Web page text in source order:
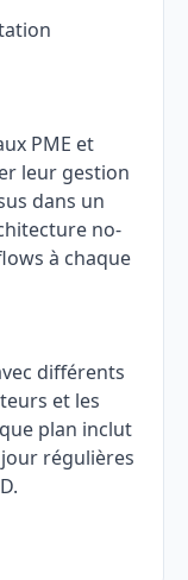
PME et
leur gestion
dans un
no-
à chaque
différents
et les
plan inclut
régulières